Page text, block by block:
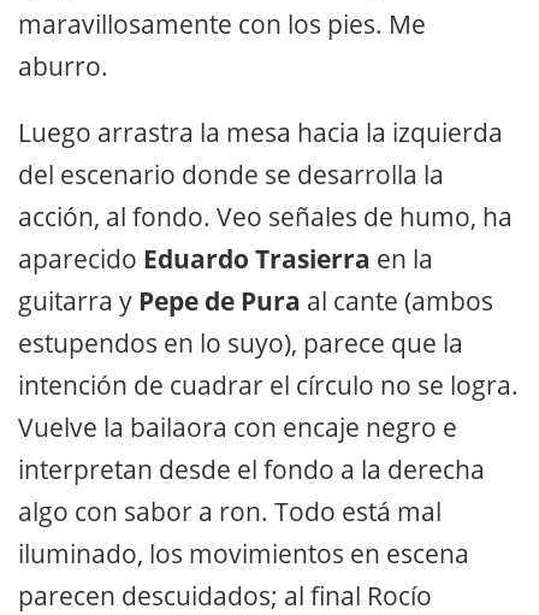
maravillosamente con los pies. Me
aburro.
Luego arrastra la mesa hacia la izquierda
del escenario donde se desarrolla la
acción, al fondo. Veo señales de humo, ha
aparecido Eduardo Trasierra en la
guitarra y Pepe de Pura al cante (ambos
estupendos en lo suyo), parece que la
intención de cuadrar el círculo no se logra.
Vuelve la bailaora con encaje negro e
interpretan desde el fondo a la derecha
algo con sabor a ron. Todo está mal
iluminado, los movimientos en escena
parecen descuidados; al final Rocío